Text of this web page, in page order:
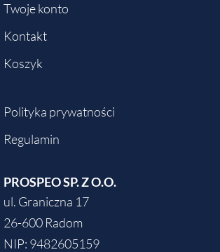
PROSPEO SP. Z O.O.
ul. Graniczna 17
26-600 Radom
NIP: 9482605159
Twoje konto
Kontakt
Koszyk
Polityka prywatności
Regulamin